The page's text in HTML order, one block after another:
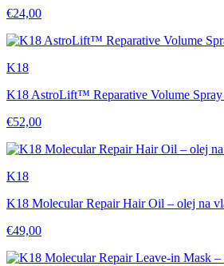
€24,00
K18
K18 AstroLift™ Reparative Volume Spray
€52,00
K18
K18 Molecular Repair Hair Oil – olej na
€49,00